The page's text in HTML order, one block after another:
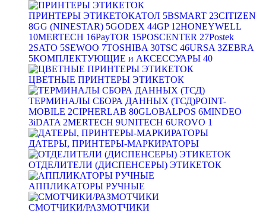
ПРИНТЕРЫ ЭТИКЕТОКАТОЛ 5BSMART 23CITIZEN
8GG (NINESTAR) 5GODEX 44GP12HONEYWELL
10MERTECH 16PayTOR 15POSCENTER 27Postek
2SATO 5SEWOO 7TOSHIBA 30TSC 46URSA 3ZEBRA
5КОМПЛЕКТУЮЩИЕ и АКСЕССУАРЫ 40
ЦВЕТНЫЕ ПРИНТЕРЫ ЭТИКЕТОК
ТЕРМИНАЛЫ СБОРА ДАННЫХ (ТСД)POINT-
MOBILE 2CIPHERLAB 80GLOBALPOS 6MINDEO
3iDATA 2MERTECH 9UNITECH 6UROVO 1
ДАТЕРЫ, ПРИНТЕРЫ-МАРКИРАТОРЫ
ОТДЕЛИТЕЛИ (ДИСПЕНСЕРЫ) ЭТИКЕТОК
АППЛИКАТОРЫ РУЧНЫЕ
СМОТЧИКИ/РАЗМОТЧИКИ